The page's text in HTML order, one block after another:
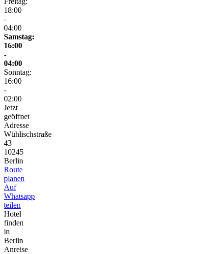
18:00
-
04:00
Samstag:
16:00
-
04:00
Sonntag:
16:00
-
02:00
Jetzt
geöffnet
Adresse
Wühlischstraße
43
10245
Berlin
Route
planen
Auf
Whatsapp
teilen
Hotel
finden
in
Berlin
Anreise